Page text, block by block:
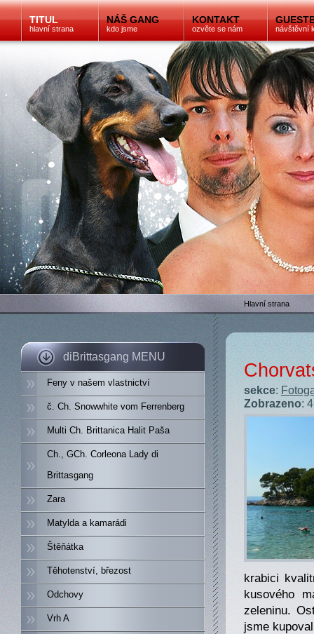
TITUL
hlavní strana
NÁŠ GANG
kdo jsme
KONTAKT
ozvěte se nám návštěvní
diBrittasgang MENU
Feny v našem vlastnictví
č. Ch. Snowwhite vom Ferrenberg
Multi Ch. Brittanica Halit Paša
Ch., GCh. Corleona Lady di
Brittasgang
Zara
Matylda a kamarádi
Štěňátka
Těhotenství, březost
Odchovy
Vrh A
Hlavní strana
sekce:
Zobrazeno:
krabici
kusového
zeleninu.
jsme